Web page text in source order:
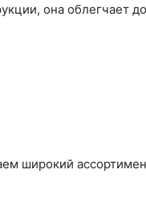
она облегчает
широкий